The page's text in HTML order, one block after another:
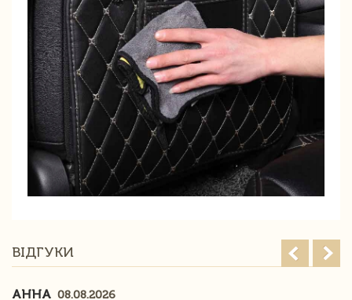
ВІДГУКИ
АННА 08.08.2026